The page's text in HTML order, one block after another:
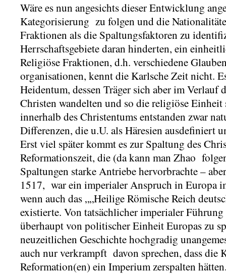
Wäre es nun angesichts dieser Entwicklung
Kategorisierung zu folgen und die
Fraktionen als die Spaltungsfaktoren zu
Herrschaftsgebiete daran hinderten, ein
Religiöse Fraktionen, d.h. verschiedene
organisationen, kennt die Karlsche Zeit nicht.
Heidentum, dessen Träger sich aber im Verlauf
Christen wandelten und so die religiöse
innerhalb des Christentums entstanden zwar
Differenzen, die u.U. als Häresien ausdefiniert
Erst viel später kommt es zur Spaltung des
Reformationszeit, die (da kann man Zhao
Spaltungen starke Antriebe hervorbrachte –
1517, war ein imperialer Anspruch in Europa
wenn auch das „„Heilige Römische Reich
existierte. Von tatsächlicher imperialer
überhaupt von politischer Einheit Europas zu
neuzeitlichen Geschichte hochgradig
auch nur verkrampft davon sprechen, dass die
Reformation(en) ein Imperium zerspalten